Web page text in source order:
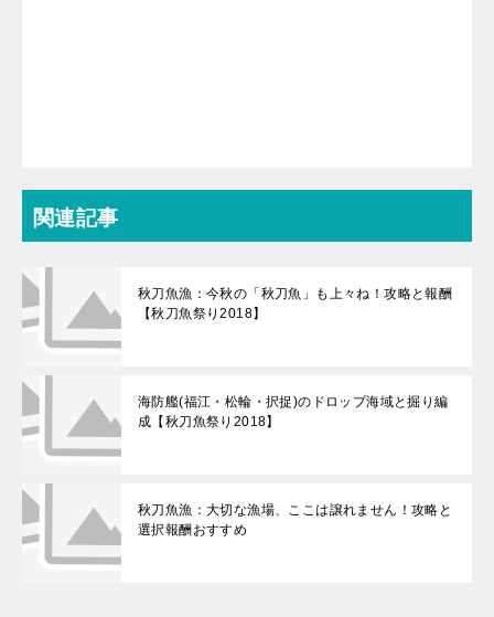
関連記事
秋刀魚漁：今秋の「秋刀魚」も上々ね！攻略と報酬
【秋刀魚祭り2018】
海防艦(福江・松輪・択捉)のドロップ海域と掘り編
成【秋刀魚祭り2018】
秋刀魚漁：大切な漁場、ここは譲れません！攻略と
選択報酬おすすめ